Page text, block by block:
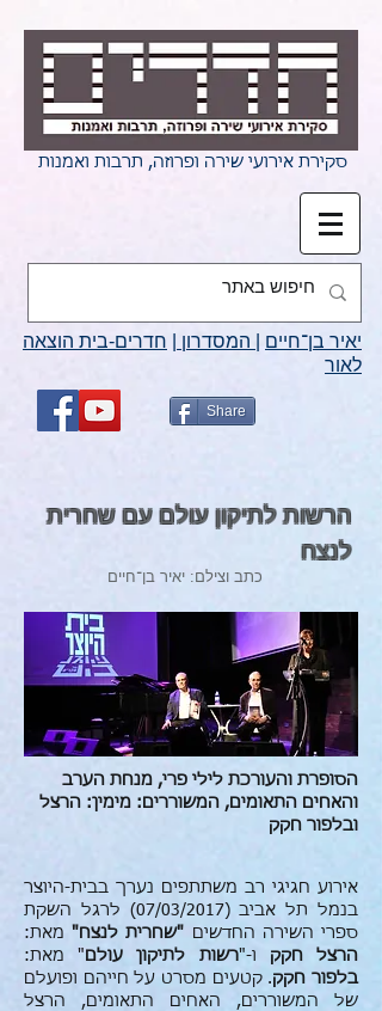
סקירת אירועי שירה ופרוזה, תרבות ואמנות
יאיר בן־חיים המסדרון
חדרים-בית הוצאה
לאור
Share
הרשות לתיקון עולם עם שחרית
לנצח
כתב וצילם: יאיר בן־חיים
הסופרת והעורכת לילי פרי, מנחת הערב
והאחים התאומים, המשוררים: מימין: הרצל
ובלפור חקק
אירוע חגיגי רב משתתפים נערך בבית-היוצר
בנמל תל אביב (07/03/2017) לרגל השקת
ספרי השירה החדשים "שחרית לנצח" מאת:
הרצל חקק ו-"רשות לתיקון עולם " מאת:
בלפור חקק. קטעים מסרט על חייהם ופועלם
של המשוררים, האחים התאומים, הרצל